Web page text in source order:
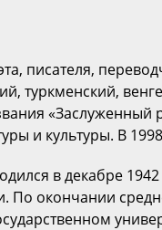
писателя,
туркменский,
«Заслуженный
и культуры. В
в декабре
По окончании